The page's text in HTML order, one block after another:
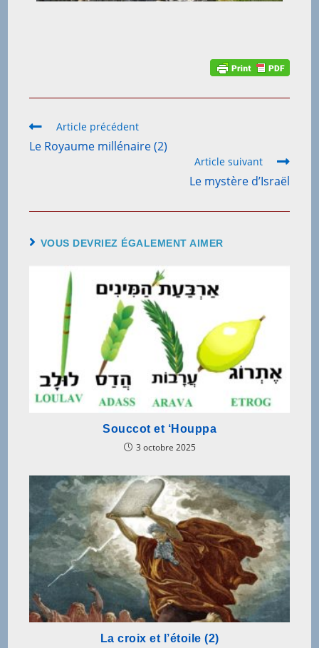
Article précédent
Le Royaume millénaire (2)
Article suivant
Le mystère d’Israël
VOUS DEVRIEZ ÉGALEMENT AIMER
Souccot et ‘Houppa
3 octobre 2025
La croix et l’étoile (2)